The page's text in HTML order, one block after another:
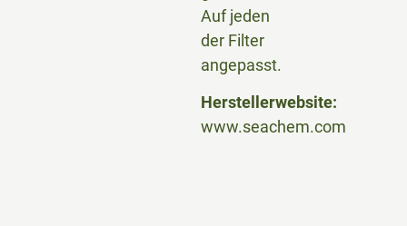
Auf jeden
der Filter
angepasst.
Herstellerwebsite:
www.seachem.com